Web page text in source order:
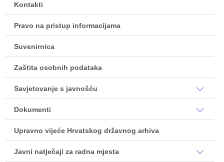
Kontakti
Pravo na pristup informacijama
Suvenirnica
Zaštita osobnih podataka
Savjetovanje s javnošću
Dokumenti
Upravno vijeće Hrvatskog državnog arhiva
Javni natječaji za radna mjesta